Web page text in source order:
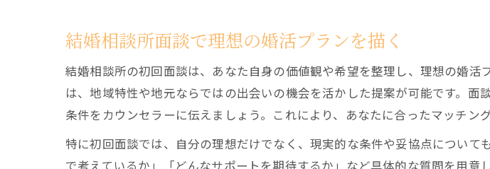
結婚相談所面談で理想の婚活プランを描く
結婚相談所の初回面談は、あなた自身の価値観や希望を整理し、理想の婚
は、地域特性や地元ならではの出会いの機会を活かした提案が可能です。
条件をカウンセラーに伝えましょう。これにより、あなたに合ったマッチン
特に初回面談では、自分の理想だけでなく、現実的な条件や妥協点につい
で考えているか」「どんなサポートを期待するか」など具体的な質問を用